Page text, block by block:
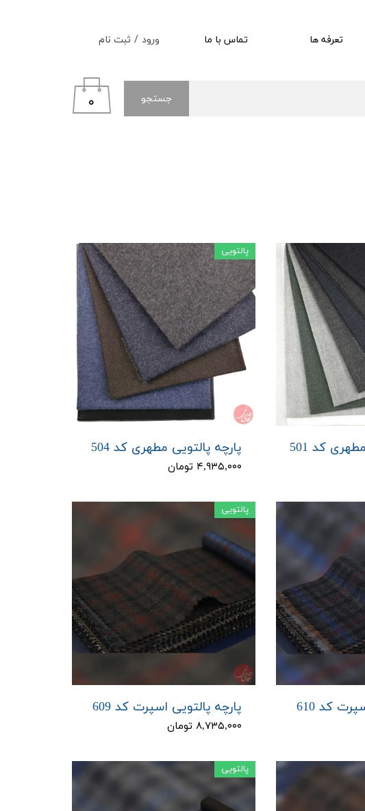
ورود / ثبت نام
تغییر گذر واژه
سفارشات
تعرفه ها تماس با ما
جستجو ۰
کد 501 پارچه پالتویی مطهری کد 504
۴,۹۳۵,۰۰۰ تومان
پالتویی
کد 610 پارچه پالتویی اسپرت کد 609
۸,۷۳۵,۰۰۰ تومان
پالتویی
پالتویی